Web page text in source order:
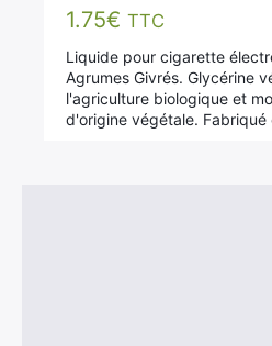
1.75€ TTC
Liquide pour cigarette
Agrumes Givrés. Glycérine
l'agriculture biologique et
d'origine végétale. Fabriqué